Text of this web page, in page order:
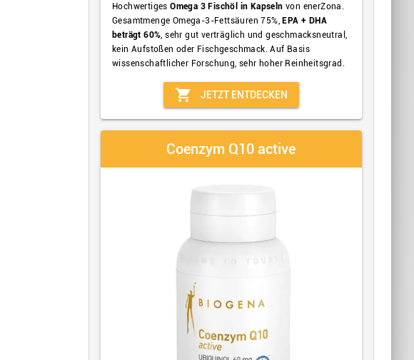
HochwertigesOmega 3 Fischöl in Kapseln von enerZona.
Gesamtmenge Omega-3-Fettsäuren 75%, EPA + DHA
beträgt 60%, sehr gut verträglich und geschmacksneutral,
kein Aufstoßen oder Fischgeschmack. Auf Basis
wissenschaftlicher Forschung, sehr hoher Reinheitsgrad.
shopping_cart JETZT ENTDECKEN
Coenzym Q10 active